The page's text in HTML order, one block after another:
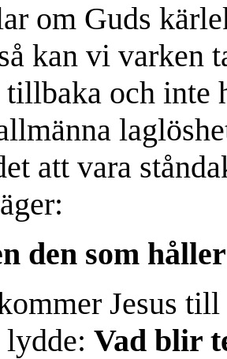
om Guds
kan vi varken
och inte
att vara
den som
Jesus
lydde: Vad blir